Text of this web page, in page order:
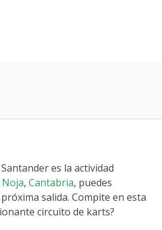
es la actividad
Noja, Cantabria, puedes
salida. Compite en esta
circuito de karts?